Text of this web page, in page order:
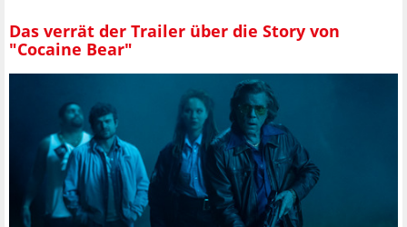
Das verrät der Trailer über die Story von
"Cocaine Bear"